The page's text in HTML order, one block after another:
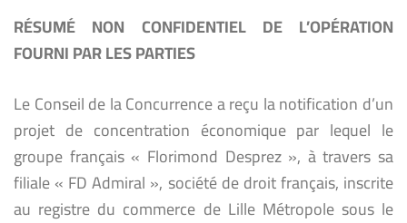
RÉSUMÉ NON CONFIDENTIEL DE L’OPÉRATION
FOURNI PAR LES PARTIES
Le Conseil de la Concurrence a reçu la notification d’un
projet de concentration économique par lequel le
groupe français « Florimond Desprez », à travers sa
filiale « FD Admiral », société de droit français, inscrite
au registre du commerce de Lille Métropole sous le